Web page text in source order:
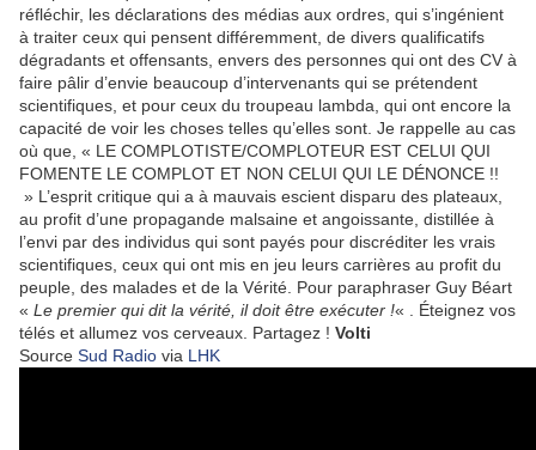
réfléchir, les déclarations des médias aux ordres, qui s’ingénient
à traiter ceux qui pensent différemment, de divers qualificatifs
dégradants et offensants, envers des personnes qui ont des CV à
faire pâlir d’envie beaucoup d’intervenants qui se prétendent
scientifiques, et pour ceux du troupeau lambda, qui ont encore la
capacité de voir les choses telles qu’elles sont. Je rappelle au cas
où que, « LE COMPLOTISTE/COMPLOTEUR EST CELUI QUI
FOMENTE LE COMPLOT ET NON CELUI QUI LE DÉNONCE !!
» L’esprit critique qui a à mauvais escient disparu des plateaux,
au profit d’une propagande malsaine et angoissante, distillée à
l’envi par des individus qui sont payés pour discréditer les vrais
scientifiques, ceux qui ont mis en jeu leurs carrières au profit du
peuple, des malades et de la Vérité. Pour paraphraser Guy Béart
« Le premier qui dit la vérité, il doit être exécuter !« . Éteignez vos
télés et allumez vos cerveaux. Partagez ! Volti
Source Sud Radio via LHK